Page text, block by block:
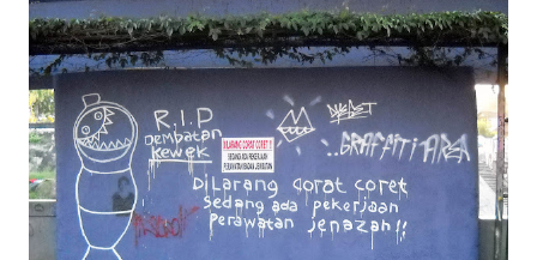
bertemu sangat sebentar, tak lebih dari 1 jam karena
berburu dengan kegiatan lain. Tahun 2024 ini saya ingin
kembali melacak leluhur di Mangunranan, Kebumen, Jawa
Tengah. Tapi saya sudah lupa-lupa ingat. Sudah 15 tahun
berselang. Saya nekat saja. Pikir saya, mumpung masih bulan
Sya'ban. Bisa sekalian nyadran ke makam. Mumpung saya di
Jogja. Gas sajalah... * * * Sabtu sore (09/03/24) saya
menghubungi Mas Asep, kakak sepupu, yang tinggal di